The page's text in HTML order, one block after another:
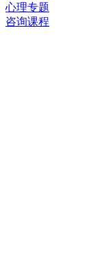
心理专题
咨询课程